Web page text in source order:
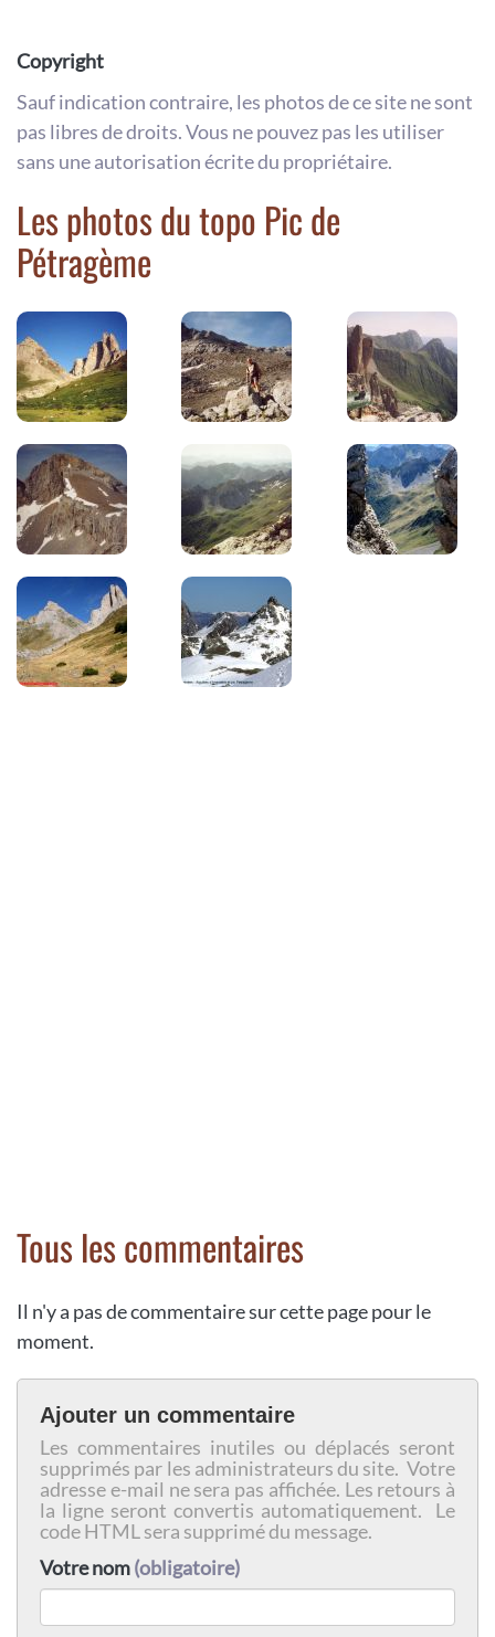
Copyright
Sauf indication contraire, les photos de ce site ne sont
pas libres de droits. Vous ne pouvez pas les utiliser
sans une autorisation écrite du propriétaire.
Les photos du topo Pic de
Pétragème
Tous les commentaires
Il n'y a pas de commentaire sur cette page pour le
moment.
Ajouter un commentaire
Les commentaires inutiles ou déplacés seront
supprimés par les administrateurs du site. Votre
adresse e-mail ne sera pas affichée. Les retours à
la ligne seront convertis automatiquement. Le
code HTML sera supprimé du message.
Votre nom(obligatoire)